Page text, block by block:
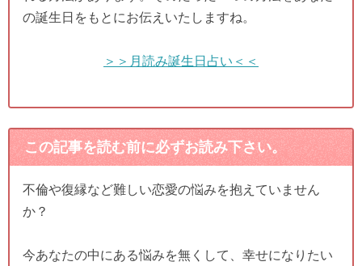
の誕生日をもとにお伝えいたしますね。
＞＞月読み誕生日占い＜＜
この記事を読む前に必ずお読み下さい。
不倫や復縁など難しい恋愛の悩みを抱えていません
か？
今あなたの中にある悩みを無くして、幸せになりたい